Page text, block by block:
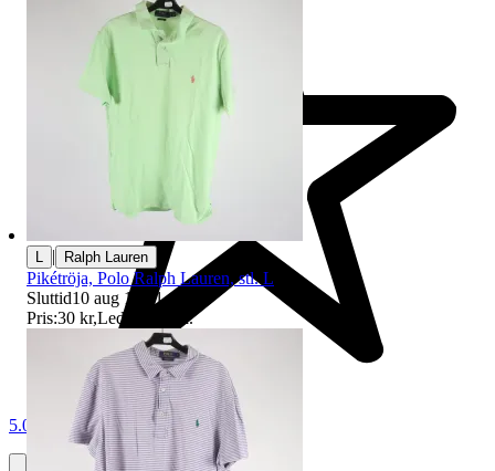
5.0
| Ralph Lauren
Pikétröja, Polo Ralph Lauren, stl. L
Sluttid10 aug 18:41.
Pris:30 kr,Ledande bud.